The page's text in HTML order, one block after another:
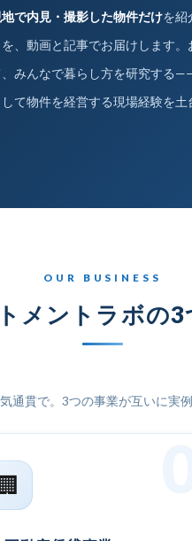
で内見・撮影した物件だけを紹
、動画と記事でお届けします
みんなで暮らし方を研究する
て物件を経営する現場経験を土
OUR BUSINESS
メントラボの3
通貫で。3つの事業が互いに実